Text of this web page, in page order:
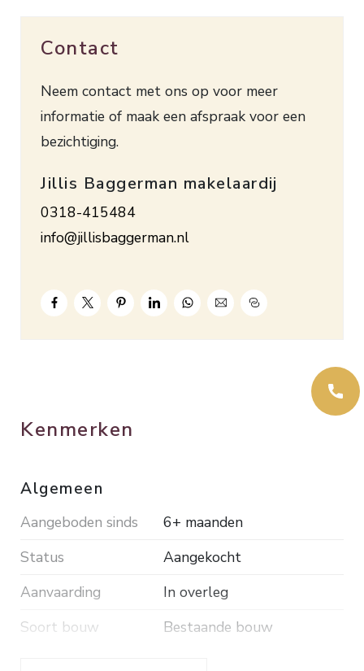
Contact
Neem contact met ons op voor meer
informatie of maak een afspraak voor een
bezichtiging.
Jillis Baggerman makelaardij
0318-415484
info@jillisbaggerman.nl
Kenmerken
Algemeen
Aangeboden sinds
6+ maanden
Status
Aangekocht
Aanvaarding
In overleg
Soort bouw
Bestaande bouw